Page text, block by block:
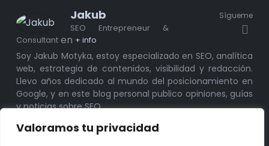
Valoramos tu privacidad
Sígueme
Jakub
SEO Entrepreneur &
Consultant en + info
Soy Jakub Motyka, estoy especializado en SEO, analítica
web, estrategia de contenidos, visibilidad y redacción.
Llevo años dedicado al mundo del posicionamiento en
Google, y en este blog personal publico opiniones, guías
y noticias sobre SEO.